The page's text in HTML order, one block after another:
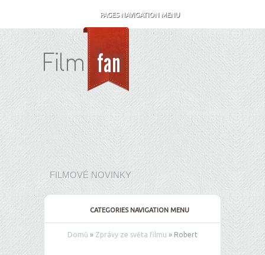
PAGES NAVIGATION MENU
FILMOVÉ NOVINKY
CATEGORIES NAVIGATION MENU
Domů » Zprávy ze světa filmu » Robert